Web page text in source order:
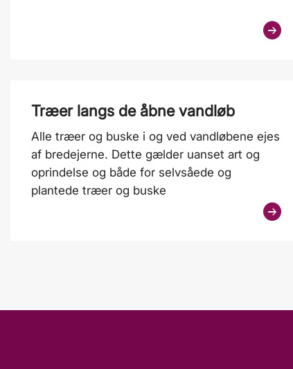
Træer langs de åbne vandløb
Alle træer og buske i og ved vandløbene ejes
af bredejerne. Dette gælder uanset art og
oprindelse og både for selvsåede og
plantede træer og buske